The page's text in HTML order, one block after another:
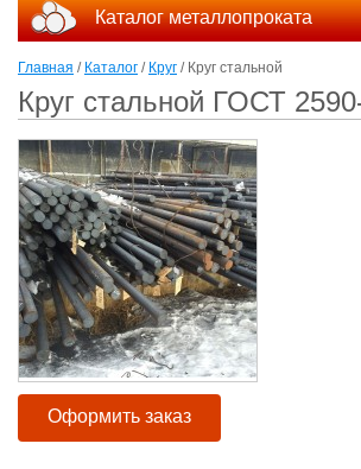
Каталог металлопроката
Главная / Каталог / Круг / Круг стальной
Круг стальной ГОСТ
Оформить заказ